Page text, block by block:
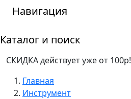
Навигация
Каталог и поиск
СКИДКА действует уже от 100р!
Главная
Инструмент